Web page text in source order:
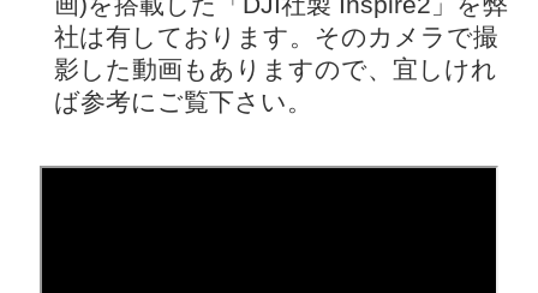
社は有しております。そのカメラで撮
影した動画もありますので、宜しけれ
ば参考にご覧下さい。